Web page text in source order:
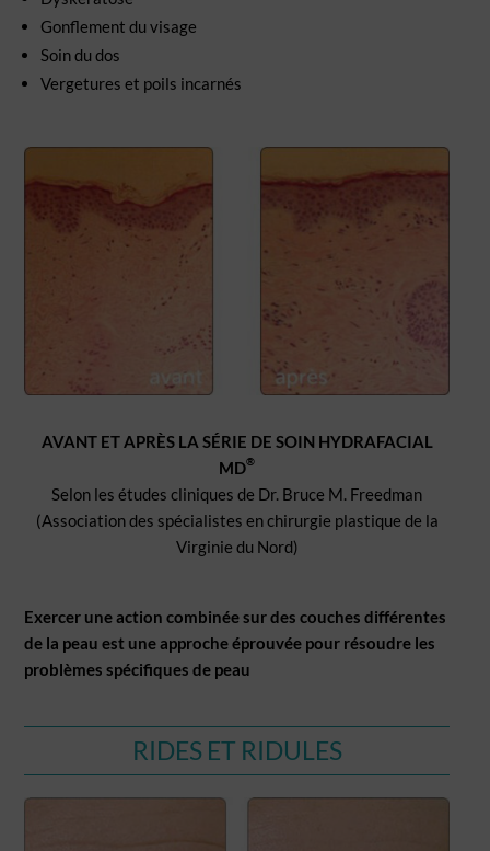
Gonflement du visage
Soin du dos
Vergetures et poils incarnés
AVANT ET APRÈS LA SÉRIE DE SOIN HYDRAFACIAL
MD®
Selon les études cliniques de Dr. Bruce M. Freedman
(Association des spécialistes en chirurgie plastique de la
Virginie du Nord)
Exercer une action combinée sur des couches différentes
de la peau est une approche éprouvée pour résoudre les
problèmes spécifiques de peau
RIDES ET RIDULES